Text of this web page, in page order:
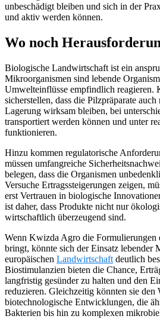
unbeschädigt bleiben und sich in der
und aktiv werden können.
Wo noch
Biologische Landwirtschaft ist ein
Mikroorganismen sind lebende
Umwelteinflüsse empfindlich reagieren.
sicherstellen, dass die Pilzpräparate
Lagerung wirksam bleiben, bei
transportiert werden können und unter
funktionieren.
Hinzu kommen regulatorische
müssen umfangreiche
belegen, dass die Organismen
Versuche Ertragssteigerungen zeigen,
erst Vertrauen in biologische
ist daher, dass Produkte nicht nur
wirtschaftlich überzeugend sind.
Wenn Kwizda Agro die
bringt, könnte sich der Einsatz lebender
europäischen Landwirtschaft deutlich
Biostimulanzien bieten die Chance,
langfristig gesünder zu halten und den
reduzieren. Gleichzeitig könnten sie den
biotechnologische Entwicklungen, die
Bakterien bis hin zu komplexen